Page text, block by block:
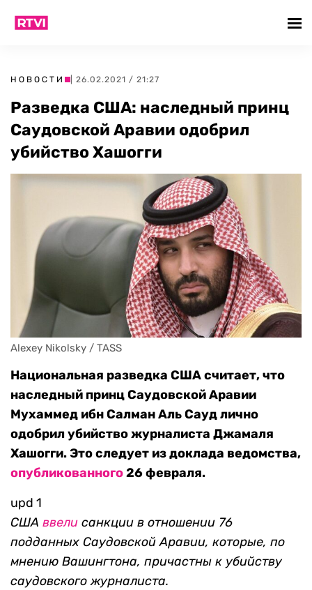
НОВОСТИ | 26.02.2021 / 21:27
Разведка США: наследный принц
Саудовской Аравии одобрил
убийство Хашогги
Alexey Nikolsky / TASS
Национальная разведка США считает, что
наследный принц Саудовской Аравии
Мухаммед ибн Салман Аль Сауд лично
одобрил убийство журналиста Джамаля
Хашогги. Это следует из доклада ведомства,
опубликованного26 февраля.
upd 1
США ввели санкции в отношении 76
подданных Саудовской Аравии, которые, по
мнению Вашингтона, причастны к убийству
саудовского журналиста.